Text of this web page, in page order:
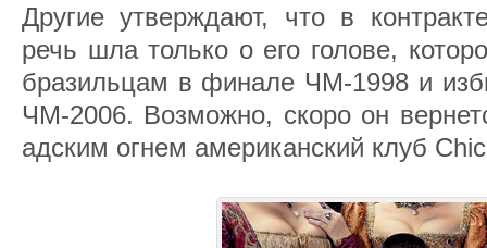
Другие утверждают, что в
речь шла только о его голове,
бразильцам в финале ЧМ-1998 и
ЧМ-2006. Возможно, скоро он
адским огнем американский клуб